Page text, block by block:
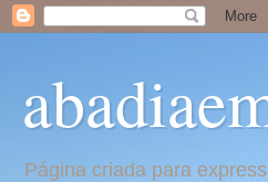
Página criada para